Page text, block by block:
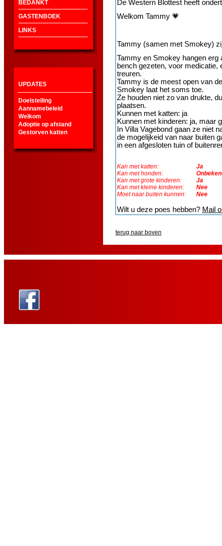
BEDANKT
GASTENBOEK
LINKS
UPDATES
Doelstelling
Aannamebeleid
Welkom
Adoptie op afstand
Gestorven katten
De Western Blottest heeft
Welkom Tammy 💗
Tammy (samen met Smokey)
Tammy en Smokey hangen erg
bench gezeten, voor medicatie,
treuren.
Tammy is de meest open van
Smokey laat het soms toe.
Ze houden niet zo van drukte,
plaatsen.
Kunnen met katten: ja
Kunnen met kinderen: ja, maar
In Villa Vagebond gaan ze niet
de mogelijkeid van naar buiten
in een afgesloten tuin of
Kan met katten:
Ja
Kan met honden:
Kan met grote kinderen:
Ja
Kan met kleine kinderen:
Nee
Moet naar buiten kunnen:
Nee
Wilt u deze poes hebben? Mail
terug naar boven